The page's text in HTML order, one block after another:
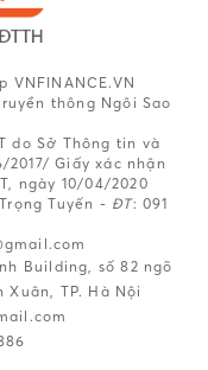
thông Ngôi Sao
do Sở Thông tin và
Giấy xác nhận
ngày 10/04/2020
Tuyến - ĐT: 091
Building, số 82 ngõ
Xuân, TP. Hà Nội